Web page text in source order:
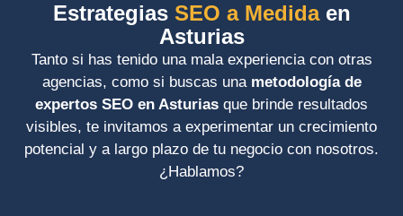
Estrategias SEO a Medidaen
Asturias
Tanto si has tenido una mala experiencia con otras
agencias, como si buscas una metodología de
expertos SEO en Asturias que brinde resultados
visibles, te invitamos a experimentar un crecimiento
potencial y a largo plazo de tu negocio con nosotros.
¿Hablamos?